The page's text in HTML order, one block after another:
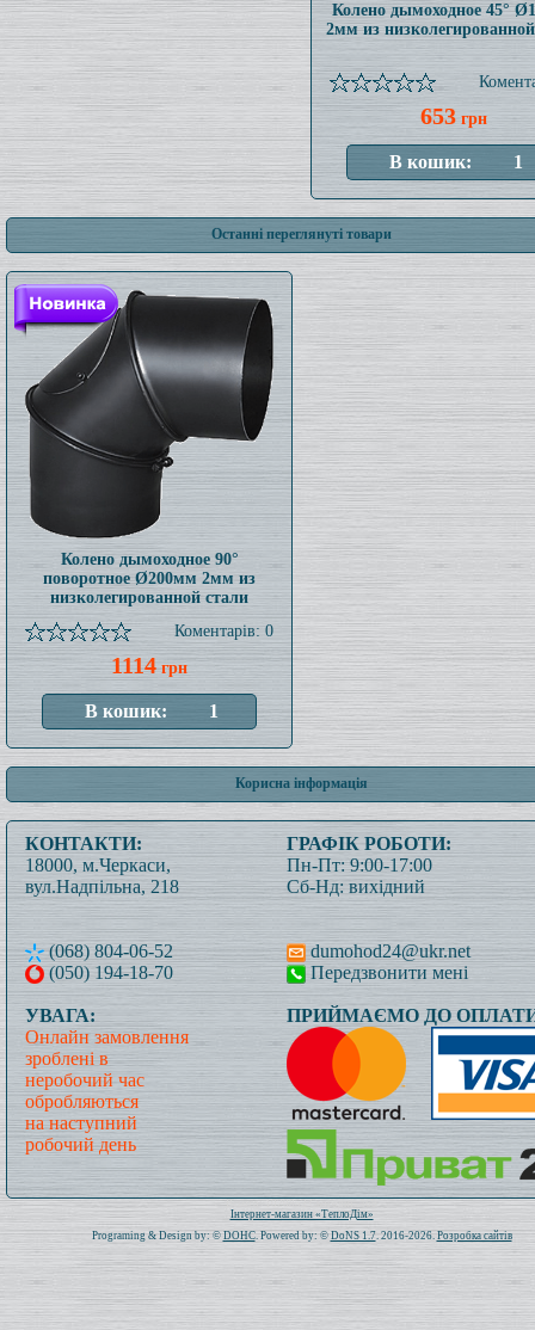
Колено дымоходное 45°
2мм из
653 грн
Останні переглянуті товари
Колено дымоходное 90°
поворотное Ø200мм 2мм из
низколегированной стали
Коментарів: 0
1114 грн
Корисна інформація
КОНТАКТИ:
18000, м.Черкаси,
вул.Надпільна, 218
(068) 804-06-52
(050) 194-18-70
ГРАФІК РОБОТИ:
Пн-Пт: 9:00-17:00
Сб-Нд: вихідний
dumohod24@ukr.net
Передзвонити мені
УВАГА:
Онлайн замовлення
зроблені в
неробочий час
обробляються
на наступний
робочий день
ПРИЙМАЄМО ДО
Всього: 1020852 Сьогодні: 469
Інтернет-магазин «ТеплоДім»
Programing & Design by: © DOHC. Powered by: ©DoNS 1.7. 2016-2026. Розробка сайтів